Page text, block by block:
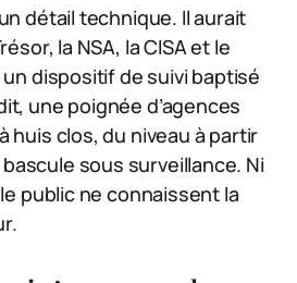
détail technique. Il aurait
la NSA, la CISA et le
un dispositif de suivi baptisé
une poignée d’agences
huis clos, du niveau à partir
sous surveillance. Ni
public ne connaissent la